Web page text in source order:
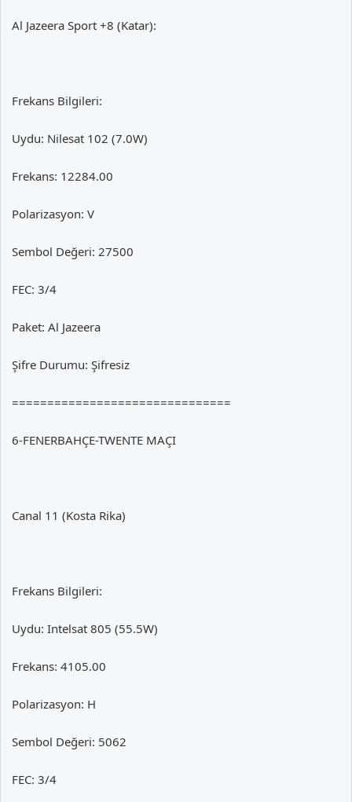
Al Jazeera Sport +8 (Katar):
Frekans Bilgileri:
Uydu: Nilesat 102 (7.0W)
Frekans: 12284.00
Polarizasyon: V
Sembol Değeri: 27500
FEC: 3/4
Paket: Al Jazeera
Şifre Durumu: Şifresiz
===============================
6-FENERBAHÇE-TWENTE MAÇI
Canal 11 (Kosta Rika)
Frekans Bilgileri:
Uydu: Intelsat 805 (55.5W)
Frekans: 4105.00
Polarizasyon: H
Sembol Değeri: 5062
FEC: 3/4